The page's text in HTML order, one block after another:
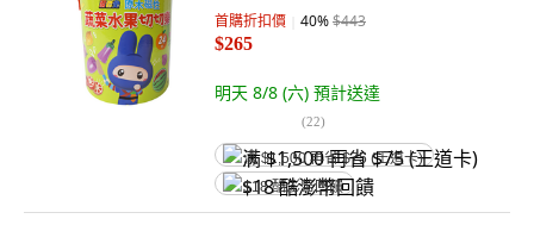
首購折扣價 40%$443
$265
明天 8/8 (六) 預計送達
(22)
满 $1,500 再省 $75 (王道卡)
$18 酷澎幣回饋